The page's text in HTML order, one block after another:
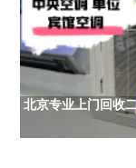
北京专业上门回收